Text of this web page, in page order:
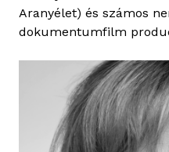
l
o
á
s
Aranyélet) és számos
dokumentumfilm